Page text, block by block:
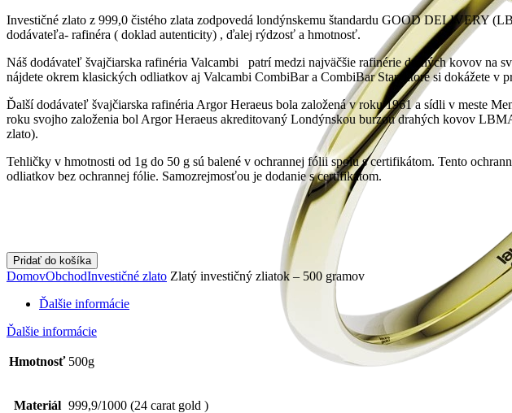
Investičné zlato z 999,0 čistého zlata zodpovedá londýnskemu štandardu GOOD DELIVERY
dodávateľa- rafinéra ( doklad autenticity) , ďalej rýdzosť a hmotnosť.
Náš dodávateľ švajčiarska rafinéria Valcambi patrí medzi najväčšie rafinérie drahých kovov na
nájdete okrem klasických odliatkov aj Valcambi CombiBar a CombiBar Star, ktoré si dokážete v
Ďalší dodávateľ švajčiarska rafinéria Argor Heraeus bola založená v roku 1961 a sídli v meste
roku svojho založenia bol Argor Heraeus akreditovaný Londýnskou burzou drahých kovov
zlato).
Tehličky v hmotnosti od 1g do 50 g sú balené v ochrannej fólii spolu s certifikátom. Tento
odliatkov bez ochrannej fólie. Samozrejmosťou je dodanie s certifikátom.
Pridať do košíka
DomovObchodInvestičné zlato Zlatý investičný zliatok – 500 gramov
Ďalšie informácie
Ďalšie informácie
Hmotnosť 500g
Materiál 999,9/1000 (24 carat gold )